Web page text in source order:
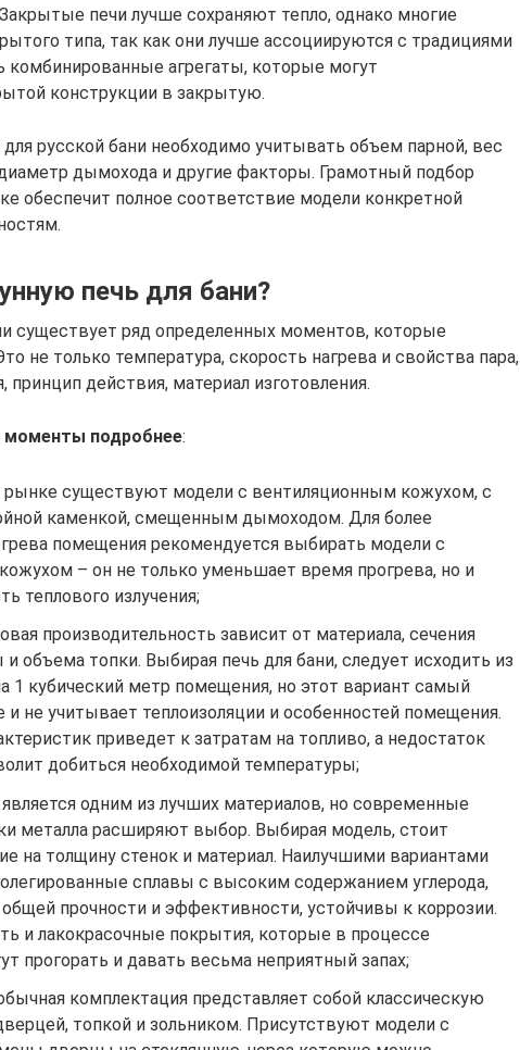
печи лучше сохраняют тепло, однако многие
типа, так как они лучше ассоциируются с традициями
комбинированные агрегаты, которые могут
конструкции в закрытую.
русской бани необходимо учитывать объем парной, вес
дымохода и другие факторы. Грамотный подбор
обеспечит полное соответствие модели конкретной
печь для бани?
существует ряд определенных моментов, которые
не только температура, скорость нагрева и свойства пара,
принцип действия, материал изготовления.
подробнее:
рынке существуют модели с вентиляционным кожухом, с
каменкой, смещенным дымоходом. Для более
помещения рекомендуется выбирать модели с
– он не только уменьшает время прогрева, но и
теплового излучения;
производительность зависит от материала, сечения
объема топки. Выбирая печь для бани, следует исходить из
1 кубический метр помещения, но этот вариант самый
и не учитывает теплоизоляции и особенностей помещения.
приведет к затратам на топливо, а недостаток
добиться необходимой температуры;
является одним из лучших материалов, но современные
металла расширяют выбор. Выбирая модель, стоит
на толщину стенок и материал. Наилучшими вариантами
сплавы с высоким содержанием углерода,
прочности и эффективности, устойчивы к коррозии.
и лакокрасочные покрытия, которые в процессе
прогорать и давать весьма неприятный запах;
комплектация представляет собой классическую
топкой и зольником. Присутствуют модели с